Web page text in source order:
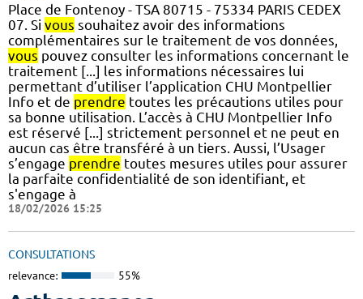
Place de Fontenoy - TSA 80715 - 75334 PARIS CEDEX
07. Si vous souhaitez avoir des informations
complémentaires sur le traitement de vos données,
vous pouvez consulter les informations concernant le
traitement [...] les informations nécessaires lui
permettant d’utiliser l’application CHU Montpellier
Info et de prendre toutes les précautions utiles pour
sa bonne utilisation. L’accès à CHU Montpellier Info
est réservé [...] strictement personnel et ne peut en
aucun cas être transféré à un tiers. Aussi, l’Usager
s’engage prendre toutes mesures utiles pour assurer
la parfaite confidentialité de son identifiant, et
s'engage à
18/02/2026 15:25
CONSULTATIONS
relevance: 55%